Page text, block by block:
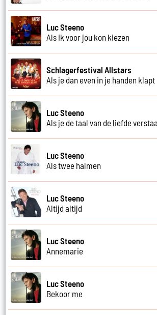
Luc Steeno
Als ik voor jou kon kiezen
Schlagerfestival Allstars
Als je dan even in je handen klapt
Luc Steeno
Als je de taal van de liefde
Luc Steeno
Als twee halmen
Luc Steeno
Altijd altijd
Luc Steeno
Annemarie
Luc Steeno
Bekoor me